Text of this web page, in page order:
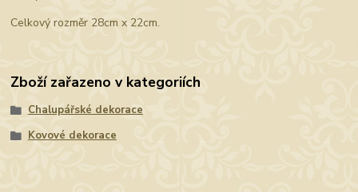
Celkový rozměr 28cm x 22cm.
Zboží zařazeno v kategoriích
Chalupářské dekorace
Kovové dekorace